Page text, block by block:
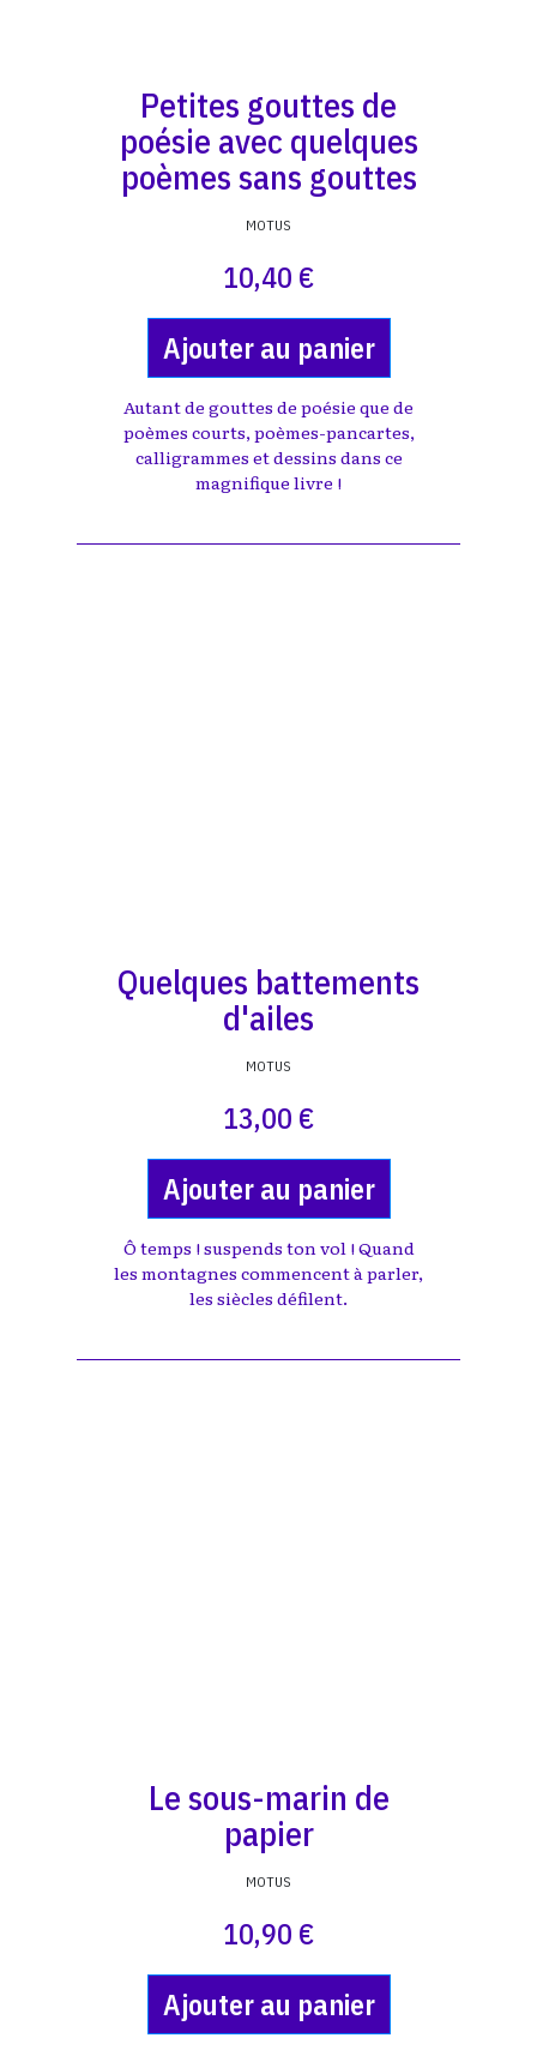
Petites gouttes de
poésie avec quelques
poèmes sans gouttes
MOTUS
10,40 €
Ajouter au panier
Autant de gouttes de poésie que de
poèmes courts, poèmes-pancartes,
calligrammes et dessins dans ce
magnifique livre !
Quelques battements
d'ailes
MOTUS
13,00 €
Ajouter au panier
Ô temps ! suspends ton vol ! Quand
les montagnes commencent à parler,
les siècles défilent.
Le sous-marin de
papier
MOTUS
10,90 €
Ajouter au panier